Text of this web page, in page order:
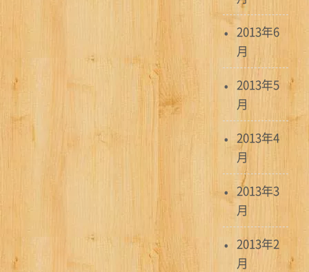
2013年6
月
2013年5
月
2013年4
月
2013年3
月
2013年2
月